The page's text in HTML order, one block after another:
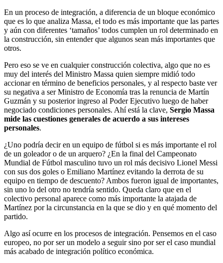
En un proceso de integración, a diferencia de un bloque económico
que es lo que analiza Massa, el todo es más importante que las partes
y aún con diferentes ‘tamaños’ todos cumplen un rol determinado en
la construcción, sin entender que algunos sean más importantes que
otros.
Pero eso se ve en cualquier construcción colectiva, algo que no es
muy del interés del Ministro Massa quien siempre midió todo
accionar en término de beneficios personales, y al respecto baste ver
su negativa a ser Ministro de Economía tras la renuncia de Martín
Guzmán y su posterior ingreso al Poder Ejecutivo luego de haber
negociado condiciones personales. Ahí está la clave, Sergio Massa
mide las cuestiones generales de acuerdo a sus intereses
personales.
¿Uno podría decir en un equipo de fútbol si es más importante el rol
de un goleador o de un arquero? ¿En la final del Campeonato
Mundial de Fútbol masculino tuvo un rol más decisivo Lionel Messi
con sus dos goles o Emiliano Martínez evitando la derrota de su
equipo en tiempo de descuento? Ambos fueron igual de importantes,
sin uno lo del otro no tendría sentido. Queda claro que en el
colectivo personal aparece como más importante la atajada de
Martínez por la circunstancia en la que se dio y en qué momento del
partido.
Algo así ocurre en los procesos de integración. Pensemos en el caso
europeo, no por ser un modelo a seguir sino por ser el caso mundial
más acabado de integración político económica.